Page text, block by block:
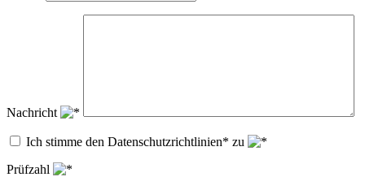
Nachricht
Ich stimme den Datenschutzrichtlinien* zu
Prüfzahl